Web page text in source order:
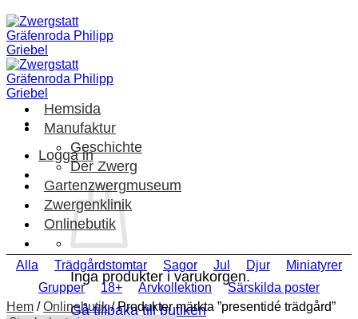
Skip
to
content
Logga in
Inga produkter i varukorgen.
Gå tillbaka till butiken
Hemsida
Manufaktur
Geschichte
Der Zwerg
Gartenzwergmuseum
Zwergenklinik
Onlinebutik
Alla Trädgårdstomtar Sagor Jul Djur
Miniatyrer
Grupper
18+ Arvkollektion
Särskilda poster
Hem / Onlinebutik /Produkter märkta ”presentidé trädgård”